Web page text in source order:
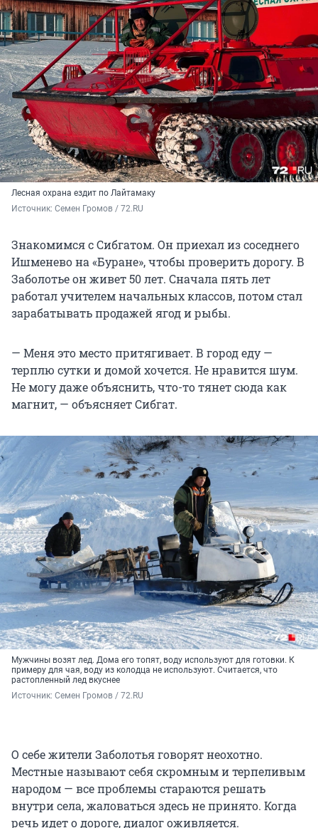
Лесная охрана ездит по Лайтамаку
Источник: Семен Громов / 72.RU
Знакомимся с Сибгатом. Он приехал из соседнего
Ишменево на «Буране», чтобы проверить дорогу. В
Заболотье он живет 50 лет. Сначала пять лет
работал учителем начальных классов, потом стал
зарабатывать продажей ягод и рыбы.
— Меня это место притягивает. В город еду —
терплю сутки и домой хочется. Не нравится шум.
Не могу даже объяснить, что-то тянет сюда как
магнит, — объясняет Сибгат.
Мужчины возят лед. Дома его топят, воду используют для готовки. К
примеру для чая, воду из колодца не используют. Считается, что
растопленный лед вкуснее
Источник: Семен Громов / 72.RU
О себе жители Заболотья говорят неохотно.
Местные называют себя скромным и терпеливым
народом — все проблемы стараются решать
внутри села, жаловаться здесь не принято. Когда
речь идет о дороге, диалог оживляется.